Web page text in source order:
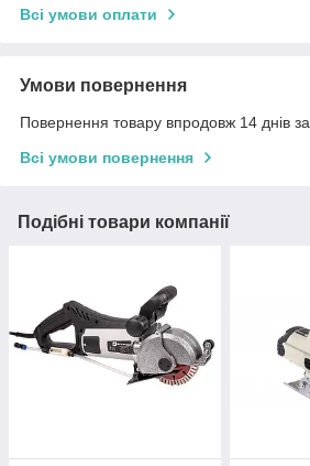
Всі умови оплати
Умови повернення
Повернення товару впродовж 14 днів
Всі умови повернення
Подібні товари компанії